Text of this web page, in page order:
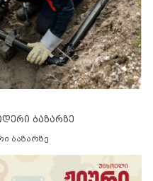
ბაზარზე
ბაზარზე